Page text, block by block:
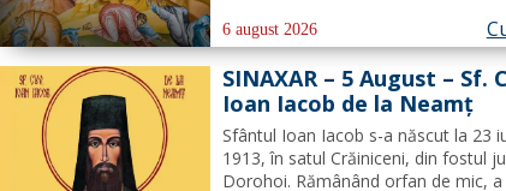
Hristos. Urcându-Se pe munte,
Domnul S-a depărtat puţin de
suindu-Se pe un loc mai...
6 august 2026
SINAXAR – 5 August – Sf.
Ioan Iacob de la Neamţ
Sfântul Ioan Iacob s-a născut la 23
1913, în satul Crăiniceni, din fostul
Dorohoi. Rămânând orfan de mic,